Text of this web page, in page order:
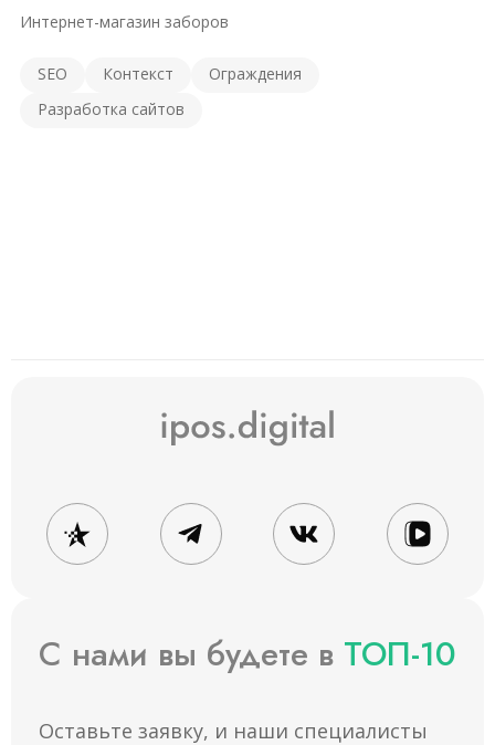
Интернет-магазин заборов
SEO Контекст
Ограждения
Разработка сайтов
С нами вы будете в ТОП-10
Оставьте заявку, и наши специалисты